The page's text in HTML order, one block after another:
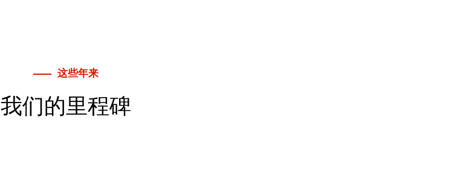
这些年来
我们的里程碑